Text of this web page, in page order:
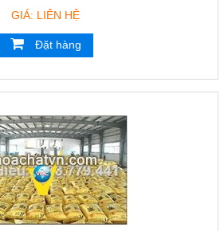
GIÁ: LIÊN HỆ
Đặt hàng